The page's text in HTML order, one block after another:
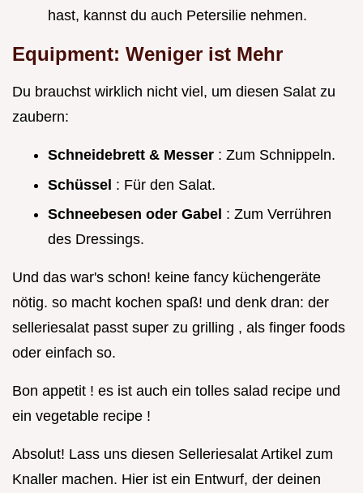
hast, kannst du auch Petersilie nehmen.
Equipment: Weniger ist Mehr
Du brauchst wirklich nicht viel, um diesen Salat zu
zaubern:
Schneidebrett & Messer : Zum Schnippeln.
Schüssel : Für den Salat.
Schneebesen oder Gabel : Zum Verrühren
des Dressings.
Und das war's schon! keine fancy küchengeräte
nötig. so macht kochen spaß! und denk dran: der
selleriesalat passt super zu grilling , als finger foods
oder einfach so.
Bon appetit ! es ist auch ein tolles salad recipe und
ein vegetable recipe !
Absolut! Lass uns diesen Selleriesalat Artikel zum
Knaller machen. Hier ist ein Entwurf, der deinen